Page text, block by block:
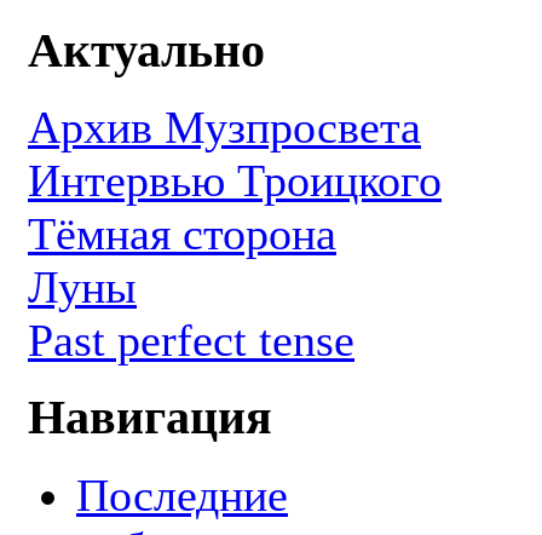
Актуально
Архив Музпросвета
Интервью Троицкого
Тёмная сторона
Луны
Past perfect tense
Навигация
Последние